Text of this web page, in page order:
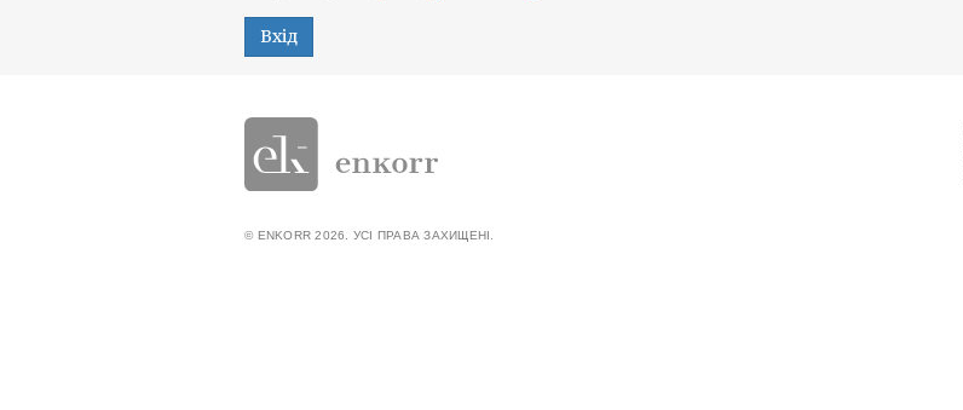
Вхід
© ENKORR 2026. УСІ ПРАВА ЗАХИЩЕНІ.